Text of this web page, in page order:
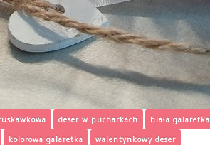
deser w pucharkach biała galaretka
kolorowa galaretka walentynkowy deser